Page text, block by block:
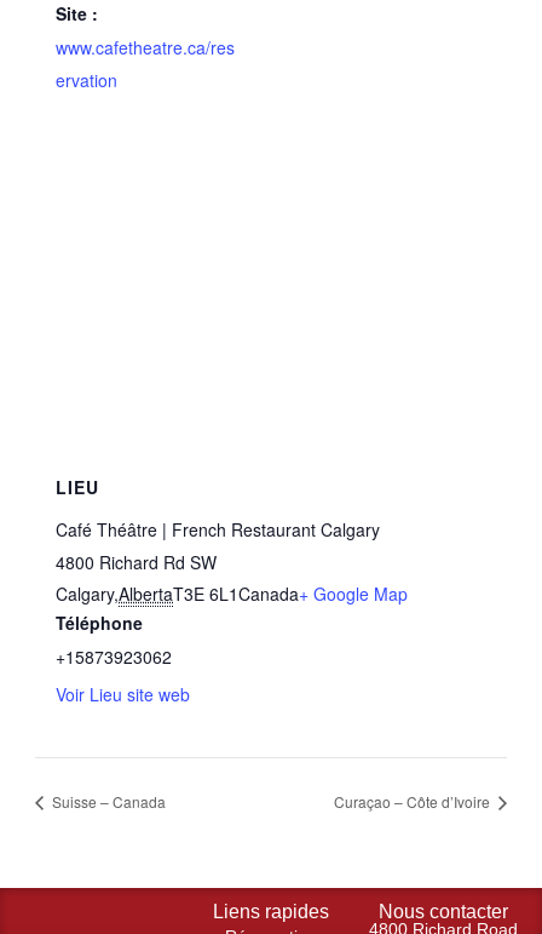
Site :
www.cafetheatre.ca/res
ervation
LIEU
Café Théâtre | French Restaurant Calgary
4800 Richard Rd SW
Calgary,AlbertaT3E 6L1Canada+ Google Map
Téléphone
+15873923062
Voir Lieu site web
Suisse – Canada Curaçao – Côte d’Ivoire
Liens rapides Nous contacter
4800 Richard Road